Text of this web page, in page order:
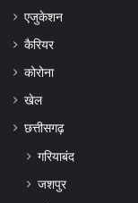
एजुकेशन
कैरियर
कोरोना
खेल
छत्तीसगढ़
गरियाबंद
जशपुर